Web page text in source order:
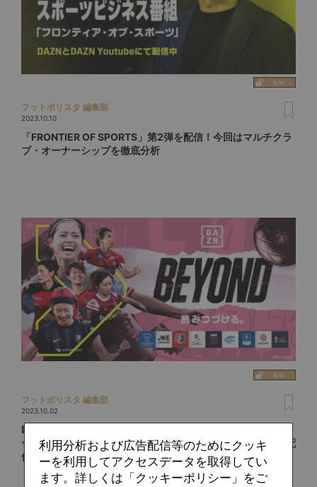
フットボリスタ 編集部
2023.10.10
「FRONTIER OF SPORTS」第2弾を配信！今回はマルチクラ
ブ・オーナーシップを徹底分析
フットボリスタ 編集部
2023.10.02
欧州女子サッカーをDAZNで！イングランド「FA女子スーパ
ーリーグ」＆イタリア「セリエA女子」を含む主要リーグを配
信
利用分析および広告配信等のためにクッキ
ーを利用してアクセスデータを取得してい
ます。詳しくは「クッキーポリシー」をご